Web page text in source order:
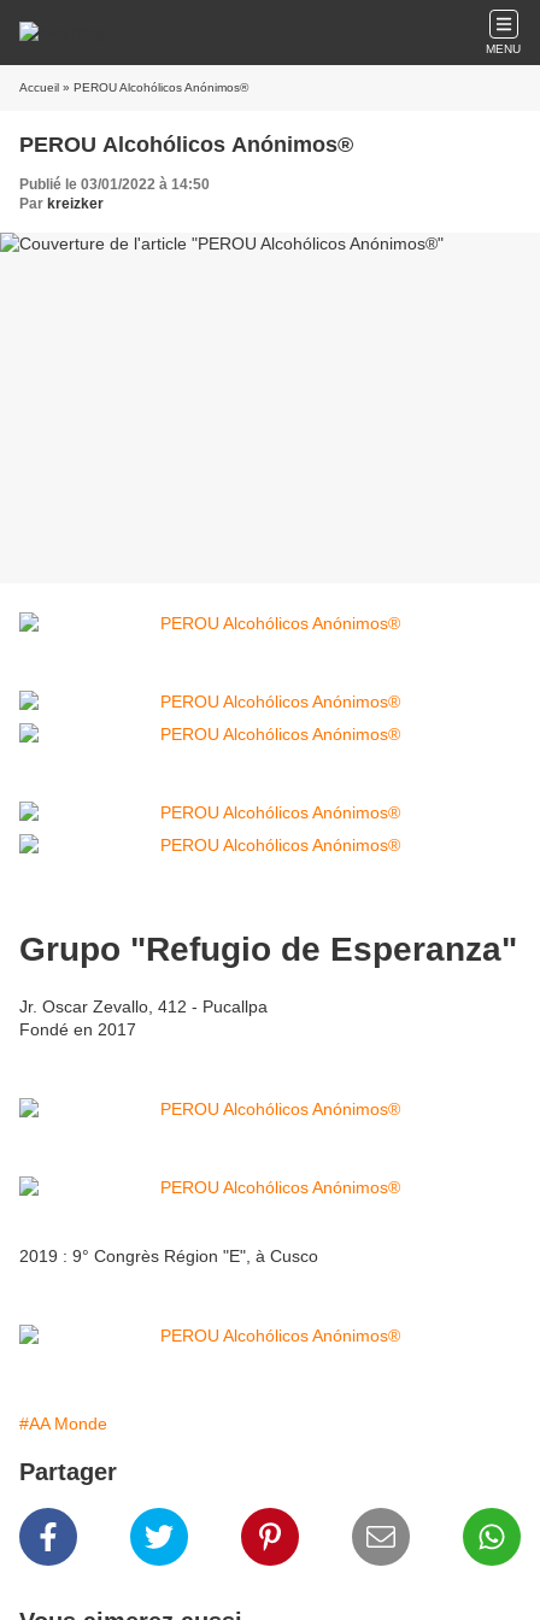
MENU
Accueil » PEROU Alcohólicos Anónimos®
PEROU Alcohólicos Anónimos®
Publié le 03/01/2022 à 14:50
Par kreizker
Grupo "Refugio de Esperanza"
Jr. Oscar Zevallo, 412 - Pucallpa
Fondé en 2017
2019 : 9° Congrès Région "E", à Cusco
#AA Monde
Partager